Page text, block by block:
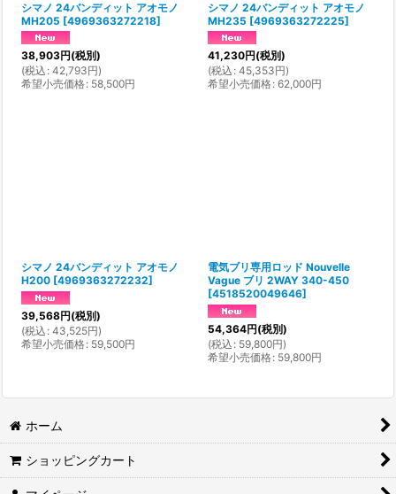
シマノ 24バンディット アオモノ
MH205 [4969363272218]
38,903円(税別)
(税込 : 42,793円)
希望小売価格: 58,500円
シマノ 24バンディット アオモノ
MH235 [4969363272225]
41,230円(税別)
(税込 : 45,353円)
希望小売価格: 62,000円
シマノ 24バンディット アオモノ
H200 [4969363272232]
39,568円(税別)
(税込 : 43,525円)
希望小売価格: 59,500円
電気ブリ専用ロッド Nouvelle
Vague ブリ 2WAY 340-450
[4518520049646]
54,364円(税別)
(税込 : 59,800円)
希望小売価格: 59,800円
ホーム
ショッピングカート